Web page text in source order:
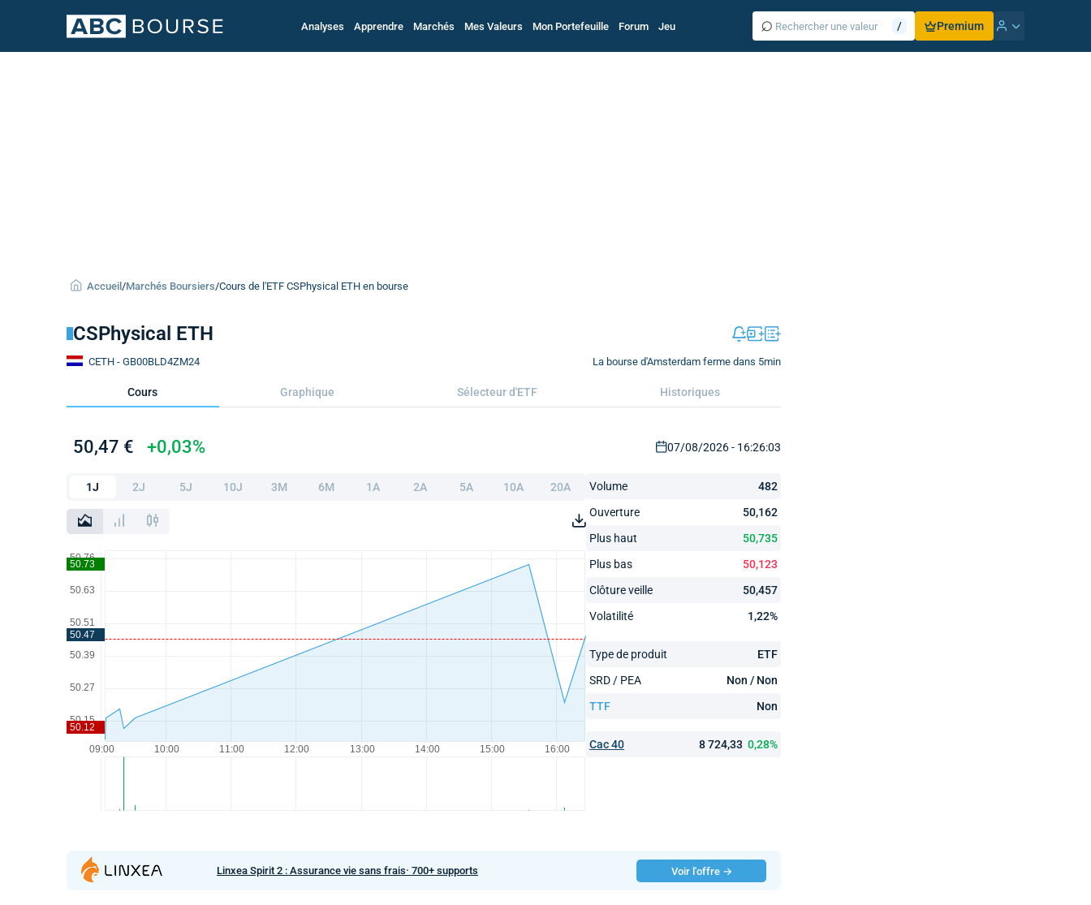
Analyses Apprendre Marchés Mes Valeurs Mon Portefeuille Forum Jeu ⌕ / Premium
Accueil /Marchés Boursiers/Cours de l'ETF CSPhysical ETH en bourse
CSPhysical ETH
La bourse d'Amsterdam ferme dans 5min
CETH - GB00BLD4ZM24
Cours Graphique Sélecteur d'ETF Historiques
50,47 € +0,03% 07/08/2026 - 16:26:03
1J 2J 5J 10J 3M 6M 1A 2A 5A 10A 20A Volume
482
Ouverture
50,162
Plus haut
50,735
Plus bas
50,123
Clôture veille
50,457
Volatilité
1,22%
Type de produit
ETF
SRD / PEA
Non / Non
TTF
Non
Cac 40 8 724,33 0,28%
Linxea Spirit 2 : Assurance vie sans frais· 700+ supports Voir l'offre →